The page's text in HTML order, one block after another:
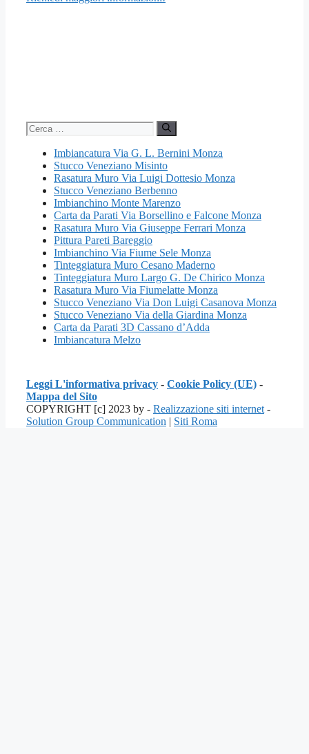
Ricerca
per:
Imbiancatura Via G. L. Bernini Monza
Stucco Veneziano Misinto
Rasatura Muro Via Luigi Dottesio Monza
Stucco Veneziano Berbenno
Imbianchino Monte Marenzo
Carta da Parati Via Borsellino e Falcone Monza
Rasatura Muro Via Giuseppe Ferrari Monza
Pittura Pareti Bareggio
Imbianchino Via Fiume Sele Monza
Tinteggiatura Muro Cesano Maderno
Tinteggiatura Muro Largo G. De Chirico Monza
Rasatura Muro Via Fiumelatte Monza
Stucco Veneziano Via Don Luigi Casanova Monza
Stucco Veneziano Via della Giardina Monza
Carta da Parati 3D Cassano d’Adda
Imbiancatura Melzo
Leggi L'informativa privacy - Cookie Policy (UE) -
Mappa del Sito
COPYRIGHT [c] 2023 by - Realizzazione siti internet -
Solution Group Communication | Siti Roma